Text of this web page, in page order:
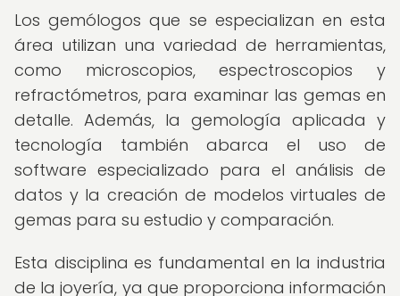
Los gemólogos que se especializan en esta
área utilizan una variedad de herramientas,
como microscopios, espectroscopios y
refractómetros, para examinar las gemas en
detalle. Además, la gemología aplicada y
tecnología también abarca el uso de
software especializado para el análisis de
datos y la creación de modelos virtuales de
gemas para su estudio y comparación.
Esta disciplina es fundamental en la industria
de la joyería, ya que proporciona información